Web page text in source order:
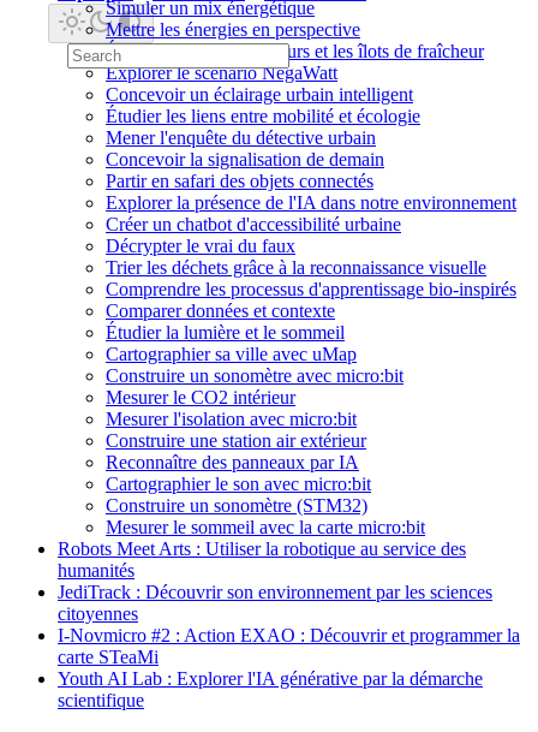
Simuler un mix énergétique
Mettre les énergies en perspective
Étudier l'isolation des murs et les îlots de fraîcheur
Explorer le scénario NégaWatt
Concevoir un éclairage urbain intelligent
Étudier les liens entre mobilité et écologie
Mener l'enquête du détective urbain
Concevoir la signalisation de demain
Partir en safari des objets connectés
Explorer la présence de l'IA dans notre environnement
Créer un chatbot d'accessibilité urbaine
Décrypter le vrai du faux
Trier les déchets grâce à la reconnaissance visuelle
Comprendre les processus d'apprentissage bio-inspirés
Comparer données et contexte
Étudier la lumière et le sommeil
Cartographier sa ville avec uMap
Construire un sonomètre avec micro:bit
Mesurer le CO2 intérieur
Mesurer l'isolation avec micro:bit
Construire une station air extérieur
Reconnaître des panneaux par IA
Cartographier le son avec micro:bit
Construire un sonomètre (STM32)
Mesurer le sommeil avec la carte micro:bit
Robots Meet Arts : Utiliser la robotique au service des
humanités
JediTrack : Découvrir son environnement par les sciences
citoyennes
I-Novmicro #2 : Action EXAO : Découvrir et programmer la
carte STeaMi
Youth AI Lab : Explorer l'IA générative par la démarche
scientifique